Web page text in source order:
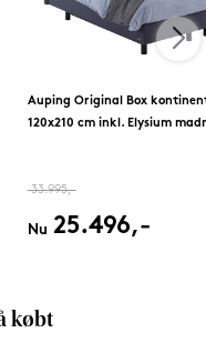
Auping Original Box
120x210 cm inkl. Elysium
33.995,-
Nu 25.496,-
købt